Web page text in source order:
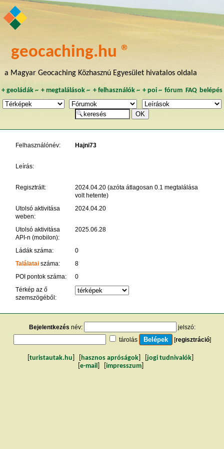
geocaching.hu ®
a Magyar Geocaching Közhasznú Egyesület hivatalos oldala
+ geoládák~ +megtalálások ~ + felhasználók~ + poi~ fórum FAQ belépés
Felhasználónév: Hajni73
Leírás:
Regisztrált:
2024.04.20 (azóta átlagosan 0.1 megtalálása
volt hetente)
Utolsó aktivitása
weben:
2024.04.20
Utolsó aktivitása
API-n (mobilon):
2025.06.28
Ládák száma:
0
Találataiszáma:
8
POI pontok száma:
0
Térkép az ő
szemszögéből:
Bejelentkezés név:
jelszó:
tárolás
[regisztráció]
turistautak.hu hasznos apróságok jogi tudnivalók
e-mail impresszum]